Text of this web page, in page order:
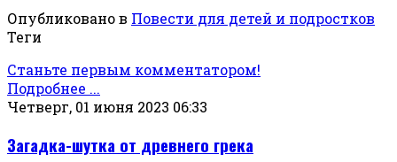
Опубликовано в Повести для детей и подростков
Теги
Станьте первым комментатором!
Подробнее ...
Четверг, 01 июня 2023 06:33
Загадка-шутка от древнего грека